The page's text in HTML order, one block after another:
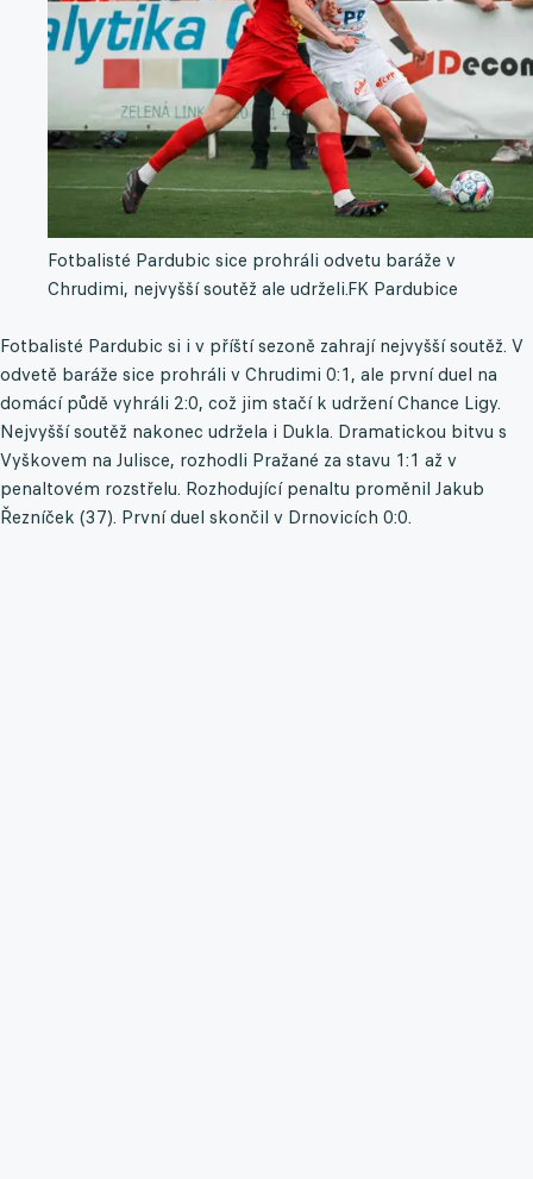
Fotbalisté Pardubic sice prohráli odvetu baráže v
Chrudimi, nejvyšší soutěž ale udrželi.FK Pardubice
Fotbalisté Pardubic si i v příští sezoně zahrají nejvyšší soutěž. V
odvetě baráže sice prohráli v Chrudimi 0:1, ale první duel na
domácí půdě vyhráli 2:0, což jim stačí k udržení Chance Ligy.
Nejvyšší soutěž nakonec udržela i Dukla. Dramatickou bitvu s
Vyškovem na Julisce, rozhodli Pražané za stavu 1:1 až v
penaltovém rozstřelu. Rozhodující penaltu proměnil Jakub
Řezníček (37). První duel skončil v Drnovicích 0:0.